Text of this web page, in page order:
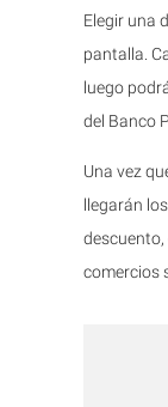
Elegir una
pantalla.
luego
del Banco
Una vez
llegarán
descuento,
comercios